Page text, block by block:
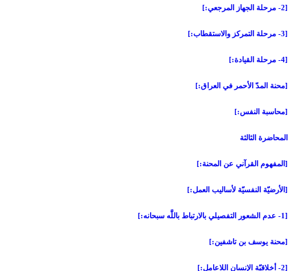
[2- مرحلة الجهاز المرجعي:]
[3- مرحلة التمركز والاستقطاب:]
[4- مرحلة القيادة:]
[محنة المدّ الأحمر في العراق:]
[محاسبة النفس:]
المحاضرة الثالثة
[المفهوم القرآني عن المحنة:]
[الأرضيّة النفسيّة لأساليب العمل:]
[1- عدم الشعور التفصيلي بالارتباط باللَّه سبحانه:]
[محنة يوسف بن تاشفين:]
[2- أخلاقيّة الإنسان اللاعامل:]